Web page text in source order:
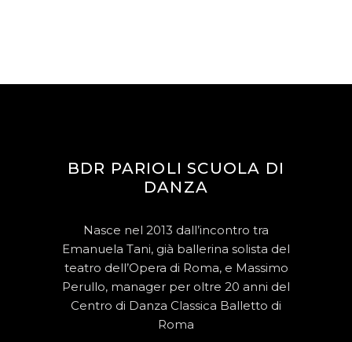
BDR PARIOLI SCUOLA DI
DANZA
Nasce nel 2013 dall’incontro tra
Emanuela Tani, già ballerina solista del
teatro dell’Opera di Roma, e Massimo
Perullo, manager per oltre 20 anni del
Centro di Danza Classica Balletto di
Roma